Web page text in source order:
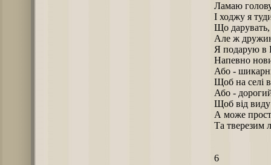
Ламаю
І ходжу я
Що дарувать,
Але ж
Я подарую в
Напевно
Або -
Щоб на селі
Або -
Щоб від виду
А може
Та тверезим
6